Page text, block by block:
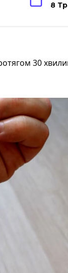
8
30